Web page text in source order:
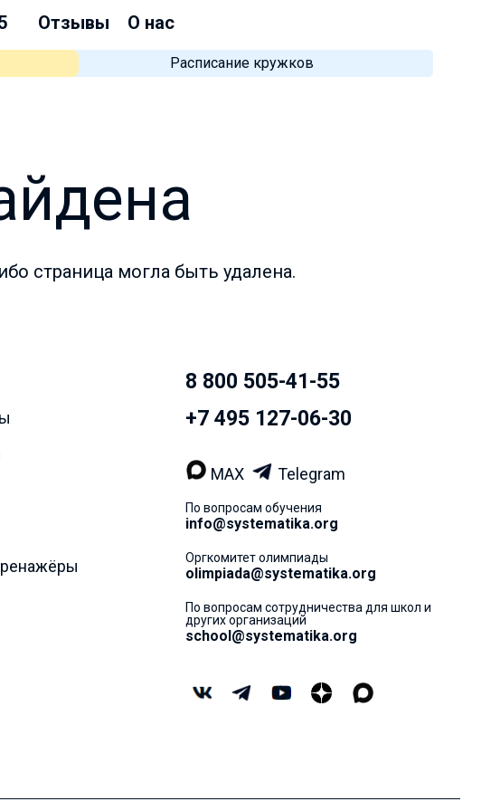
Отзывы
О нас
Расписание кружков
страница могла быть удалена.
8 800 505-41-55
+7 495 127-06-30
MAX Telegram
По вопросам обучения
info@systematika.org
Оргкомитет олимпиады
olimpiada@systematika.org
По вопросам сотрудничества для школ и
других организаций
school@systematika.org